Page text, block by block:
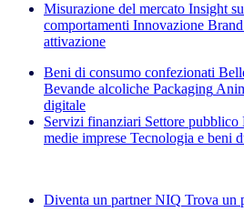
Misurazione del mercato Insight
comportamenti Innovazione
attivazione
Beni di consumo confezionati
Bevande alcoliche Packaging
digitale
Servizi finanziari Settore pubblico
medie imprese Tecnologia e beni
Diventa un partner NIQ Trova un